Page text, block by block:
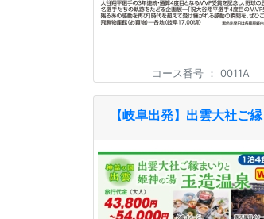
コース番号 ： 0011A
【岐阜出発】出雲大社ご